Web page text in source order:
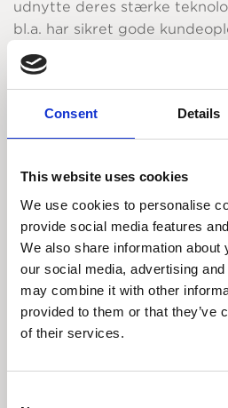
Consent Details
This website uses cookies
We use cookies to personalise
provide social media features
We also share information about
our social media, advertising
may combine it with other
provided to them or that they’ve
of their services.
udnytte deres stærke
bl.a. har sikret gode
igennem på andre
forretningsområder,
Brasilien.
Stor fintech-mulighed
teknologiselskaber tyder på,
levere digitale løsninger til
finanssektoren) faktisk er
handelsmuligheden i
faktorer. Dels har omkring
brasilianerne over 18 år ikke
tværs af Latinamerika har
befolkningen ingen bank.